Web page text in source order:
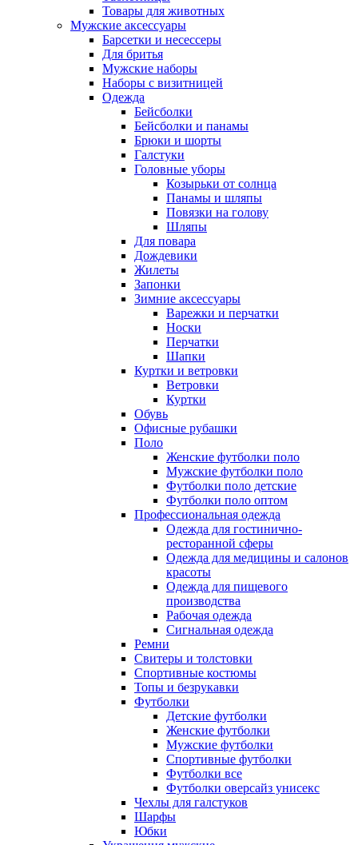
Товары для животных
Мужские аксессуары
Барсетки и несессеры
Для бритья
Мужские наборы
Наборы с визитницей
Одежда
Бейсболки
Бейсболки и панамы
Брюки и шорты
Галстуки
Головные уборы
Козырьки от солнца
Панамы и шляпы
Повязки на голову
Шляпы
Для повара
Дождевики
Жилеты
Запонки
Зимние аксессуары
Варежки и перчатки
Носки
Перчатки
Шапки
Куртки и ветровки
Ветровки
Куртки
Обувь
Офисные рубашки
Поло
Женские футболки поло
Мужские футболки поло
Футболки поло детские
Футболки поло оптом
Профессиональная одежда
Одежда для гостинично-
ресторанной сферы
Одежда для медицины и салонов
красоты
Одежда для пищевого
производства
Рабочая одежда
Сигнальная одежда
Ремни
Свитеры и толстовки
Спортивные костюмы
Топы и безрукавки
Футболки
Детские футболки
Женские футболки
Мужские футболки
Спортивные футболки
Футболки все
Футболки оверсайз унисекс
Чехлы для галстуков
Шарфы
Юбки